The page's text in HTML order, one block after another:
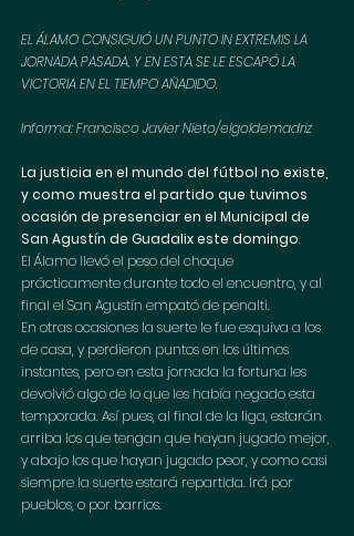
EL ÁLAMO CONSIGUIÓ UN PUNTO IN EXTREMIS LA
JORNADA PASADA, Y EN ESTA SE LE ESCAPÓ LA
VICTORIA EN EL TIEMPO AÑADIDO.
Informa: Francisco Javier Nieto/elgoldemadriz
La justicia en el mundo del fútbol no existe,
y como muestra el partido que tuvimos
ocasión de presenciar en el Municipal de
San Agustín de Guadalix este domingo.
El Álamo llevó el peso del choque
prácticamente durante todo el encuentro, y al
final el San Agustín empató de penalti.
En otras ocasiones la suerte le fue esquiva a los
de casa, y perdieron puntos en los últimos
instantes, pero en esta jornada la fortuna les
devolvió algo de lo que les había negado esta
temporada. Así pues, al final de la liga, estarán
arriba los que tengan que hayan jugado mejor,
y abajo los que hayan jugado peor, y como casi
siempre la suerte estará repartida. Irá por
pueblos, o por barrios.